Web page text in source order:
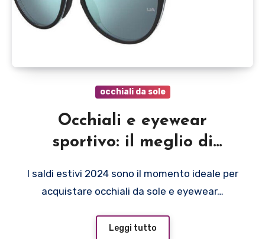
occhiali da sole
Occhiali e eyewear
sportivo: il meglio di
Armour
I saldi estivi 2024 sono il momento ideale per
acquistare occhiali da sole e eyewear…
Leggi tutto